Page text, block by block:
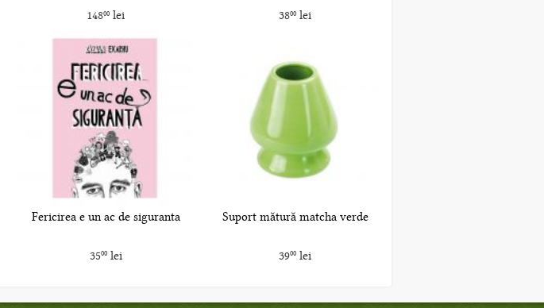
14800 lei
3800lei
Fericirea e un ac de siguranta
3500lei
Suport mătură matcha verde
3900lei